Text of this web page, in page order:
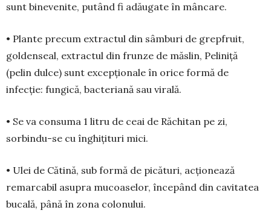
sunt binevenite, putând fi adăugate în mâncare.
• Plante precum extractul din sâmburi de grepfruit,
goldenseal, extractul din frunze de măs­lin, Peliniță
(pelin dulce) sunt excepționale în orice formă de
infecție: fungică, bacteriană sau virală.
• Se va consuma 1 litru de ceai de Răchitan pe zi,
sorbindu-se cu înghițituri mici.
• Ulei de Cătină, sub formă de picături, acțio­nea­ză
remarcabil asupra mucoaselor, începând din cavitatea
bucală, până în zona colonului.